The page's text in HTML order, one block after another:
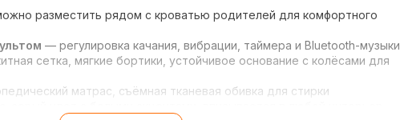
разместить рядом с кроватью родителей для комфортного
— регулировка качания, вибрации, таймера и Bluetooth-музыки
сетка, мягкие бортики, устойчивое основание с колёсами для
матрас, съёмная тканевая обивка для стирки